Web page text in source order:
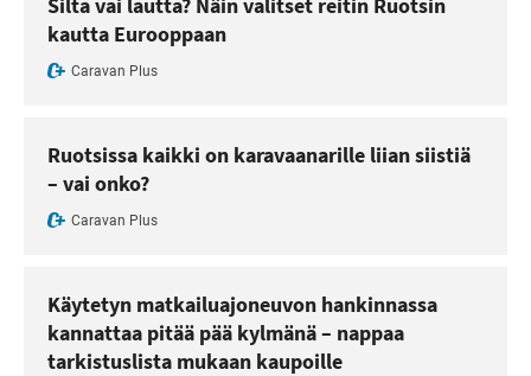
kautta Eurooppaan
Caravan Plus
Ruotsissa kaikki on karavaanarille liian siistiä
– vai onko?
Caravan Plus
Käytetyn matkailuajoneuvon hankinnassa
kannattaa pitää pää kylmänä – nappaa
tarkistuslista mukaan kaupoille